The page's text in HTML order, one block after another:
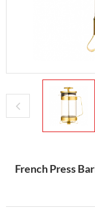
French Press